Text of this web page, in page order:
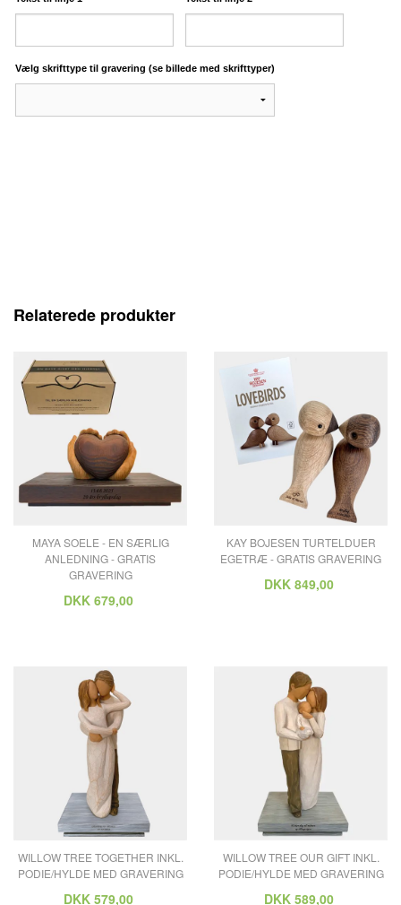
Vælg skrifttype til gravering (se billede med skrifttyper)
Relaterede produkter
MAYA SOELE - EN SÆRLIG
ANLEDNING - GRATIS
GRAVERING
DKK 679,00
KAY BOJESEN TURTELDUER
EGETRÆ - GRATIS GRAVERING
DKK 849,00
WILLOW TREE TOGETHER INKL.
PODIE/HYLDE MED GRAVERING
DKK 579,00
WILLOW TREE OUR GIFT INKL.
PODIE/HYLDE MED GRAVERING
DKK 589,00